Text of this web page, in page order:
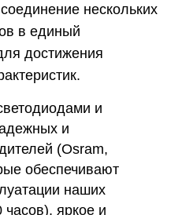
нескольких
в единый
достижения
и
и
(Osram,
обеспечивают
наших
часов), яркое и